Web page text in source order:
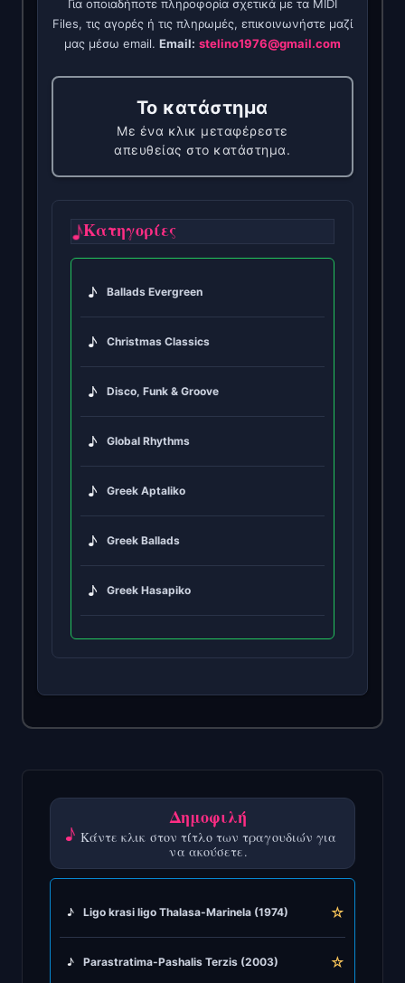
♪
Δημοφιλή
Κάντε κλικ στον τίτλο των τραγουδιών για
να ακούσετε.
♪ Ligo krasi ligo Thalasa-Marinela (1974) ☆
♪ Parastratima-Pashalis Terzis (2003) ☆
Για οποιαδήποτε πληροφορία σχετικά με τα MIDI
Files, τις αγορές ή τις πληρωμές, επικοινωνήστε μαζί
μας μέσω email. Email: stelino1976@gmail.com
Το κατάστημα
Με ένα κλικ μεταφέρεστε
απευθείας στο κατάστημα.
♪Κατηγορίες
♪ Ballads Evergreen
♪ Christmas Classics
♪ Disco, Funk & Groove
♪ Global Rhythms
♪ Greek Aptaliko
♪ Greek Ballads
♪ Greek Hasapiko
♪ Greek Hasaposerviko
♪
♪ Greek Oriental
♪ Greek Rock